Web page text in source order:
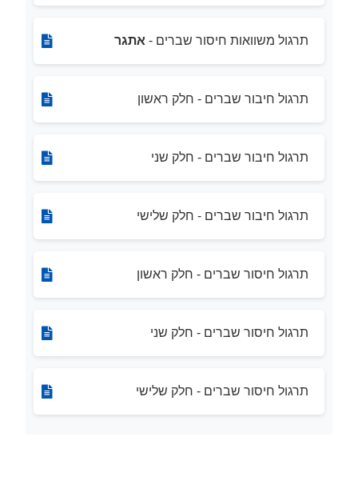
תרגול משוואות חיסור שברים - אתגר
תרגול חיבור שברים - חלק ראשון
תרגול חיבור שברים - חלק שני
תרגול חיבור שברים - חלק שלישי
תרגול חיסור שברים - חלק ראשון
תרגול חיסור שברים - חלק שני
תרגול חיסור שברים - חלק שלישי